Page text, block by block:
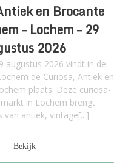
en Brocante
– Lochem – 29
2026
augustus 2026 vindt in de
de Curiosa, Antiek en
plaats. Deze curiosa-
in Lochem brengt
van antiek, vintage[...]
Bekijk